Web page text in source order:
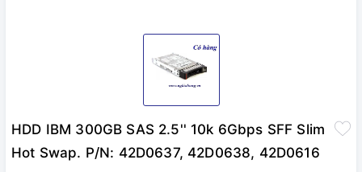
HDD IBM 300GB SAS 2.5'' 10k 6Gbps SFF Slim
Hot Swap. P/N: 42D0637, 42D0638, 42D0616